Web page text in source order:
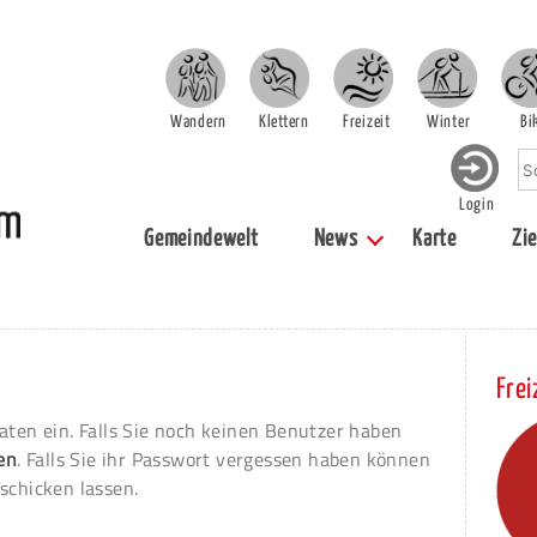
Wandern Klettern Freizeit Winter
Login
Gemeindewelt News Karte
ein. Falls Sie noch keinen Benutzer haben
. Falls Sie ihr Passwort vergessen haben können
lassen.